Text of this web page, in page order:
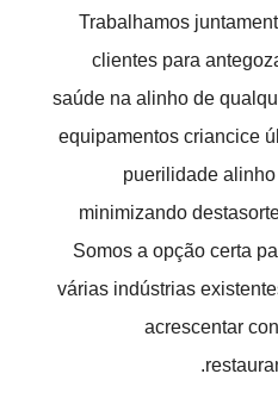
Trabalhamos
clientes para
saúde na alinho de
equipamentos criancice
puerilidade
minimizando
Somos a opção certa
várias indústrias
acrescentar